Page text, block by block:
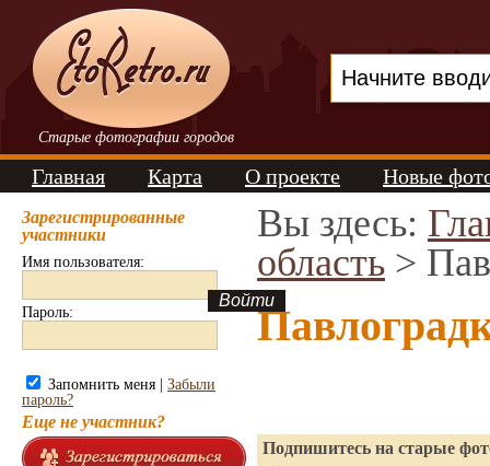
Старые фотографии городов
Главная Карта О проекте Новые
Зарегистрированные
участники
Имя пользователя:
Пароль:
Запомнить меня | Забыли
пароль?
Еще не участник?
Вы здесь:
область >
Подпишитесь на старые